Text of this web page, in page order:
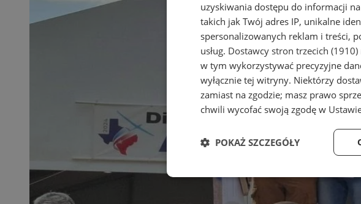
uzyskiwania dostępu do informacji
takich jak Twój adres IP, unikalne
spersonalizowanych reklam i treści,
usług. Dostawcy stron trzecich (1910)
w tym wykorzystywać precyzyjne
wyłącznie tej witryny. Niektórzy
zamiast na zgodzie; masz prawo
chwili wycofać swoją zgodę w
POKAŻ SZCZEGÓŁY
Niezbędne Wydajność